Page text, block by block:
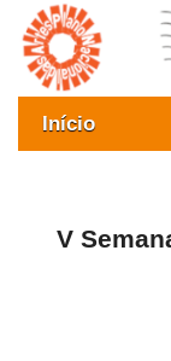
Início
Oferta formativa
V